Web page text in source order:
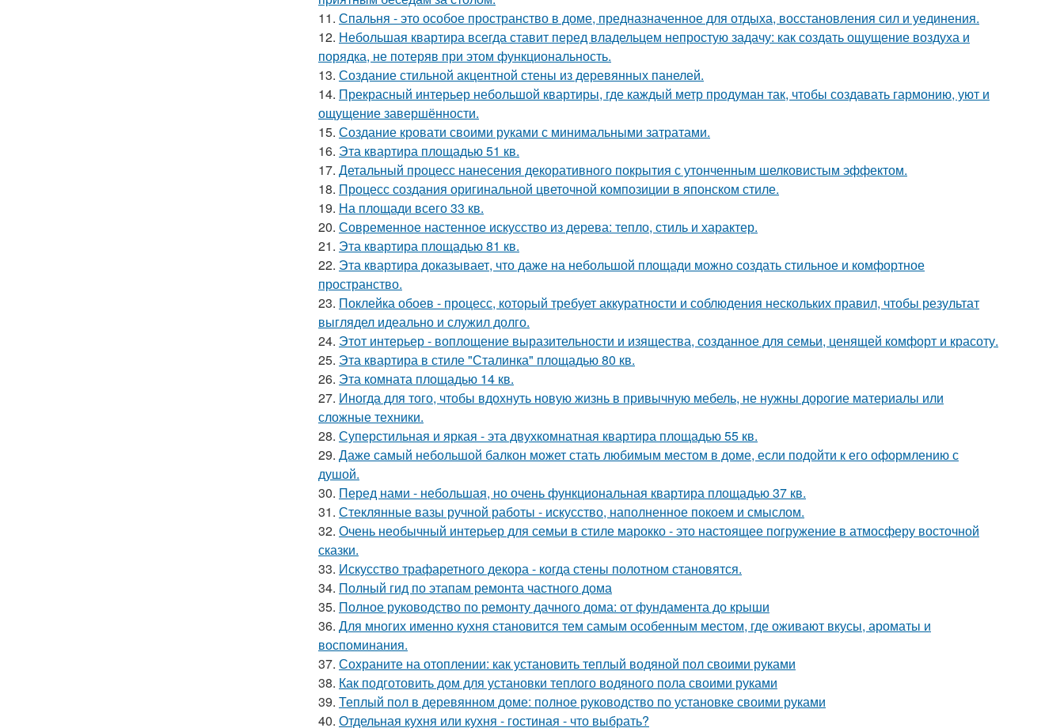
11. Спальня - это особое пространство в доме, предназначенное для отдыха, восстановления сил и уединения.
12. Небольшая квартира всегда ставит перед владельцем непростую задачу: как создать ощущение воздуха и
порядка, не потеряв при этом функциональность.
13. Создание стильной акцентной стены из деревянных панелей.
14. Прекрасный интерьер небольшой квартиры, где каждый метр продуман так, чтобы создавать гармонию, уют и
ощущение завершённости.
15. Создание кровати своими руками с минимальными затратами.
16. Эта квартира площадью 51 кв.
17. Детальный процесс нанесения декоративного покрытия с утонченным шелковистым эффектом.
18. Процесс создания оригинальной цветочной композиции в японском стиле.
19. На площади всего 33 кв.
20. Современное настенное искусство из дерева: тепло, стиль и характер.
21. Эта квартира площадью 81 кв.
22. Эта квартира доказывает, что даже на небольшой площади можно создать стильное и комфортное
пространство.
23. Поклейка обоев - процесс, который требует аккуратности и соблюдения нескольких правил, чтобы результат
выглядел идеально и служил долго.
24. Этот интерьер - воплощение выразительности и изящества, созданное для семьи, ценящей комфорт и красоту.
25. Эта квартира в стиле "Сталинка" площадью 80 кв.
26. Эта комната площадью 14 кв.
27. Иногда для того, чтобы вдохнуть новую жизнь в привычную мебель, не нужны дорогие материалы или
сложные техники.
28. Суперстильная и яркая - эта двухкомнатная квартира площадью 55 кв.
29. Даже самый небольшой балкон может стать любимым местом в доме, если подойти к его оформлению с
душой.
30. Перед нами - небольшая, но очень функциональная квартира площадью 37 кв.
31. Стеклянные вазы ручной работы - искусство, наполненное покоем и смыслом.
32. Очень необычный интерьер для семьи в стиле марокко - это настоящее погружение в атмосферу восточной
сказки.
33. Искусство трафаретного декора - когда стены полотном становятся.
34. Полный гид по этапам ремонта частного дома
35. Полное руководство по ремонту дачного дома: от фундамента до крыши
36. Для многих именно кухня становится тем самым особенным местом, где оживают вкусы, ароматы и
воспоминания.
37. Сохраните на отоплении: как установить теплый водяной пол своими руками
38. Как подготовить дом для установки теплого водяного пола своими руками
39. Теплый пол в деревянном доме: полное руководство по установке своими руками
40. Отдельная кухня или кухня - гостиная - что выбрать?